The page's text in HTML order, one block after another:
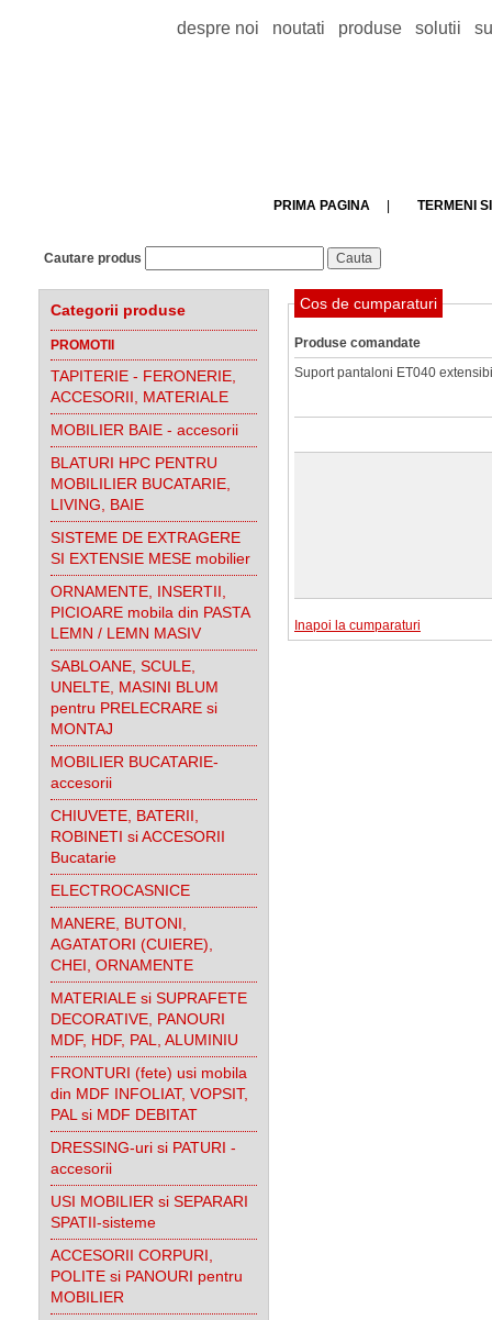
despre noi noutati produse solutii
PRIMA PAGINA TERMENI
Cautare produs
Categorii produse
PROMOTII
TAPITERIE - FERONERIE,
ACCESORII, MATERIALE
MOBILIER BAIE - accesorii
BLATURI HPC PENTRU
MOBILILIER BUCATARIE,
LIVING, BAIE
SISTEME DE EXTRAGERE
SI EXTENSIE MESE mobilier
ORNAMENTE, INSERTII,
PICIOARE mobila din PASTA
LEMN / LEMN MASIV
SABLOANE, SCULE,
UNELTE, MASINI BLUM
pentru PRELECRARE si
MONTAJ
MOBILIER BUCATARIE-
accesorii
CHIUVETE, BATERII,
ROBINETI si ACCESORII
Bucatarie
ELECTROCASNICE
MANERE, BUTONI,
AGATATORI (CUIERE),
CHEI, ORNAMENTE
MATERIALE si SUPRAFETE
DECORATIVE, PANOURI
MDF, HDF, PAL, ALUMINIU
FRONTURI (fete) usi mobila
din MDF INFOLIAT, VOPSIT,
PAL si MDF DEBITAT
DRESSING-uri si PATURI -
accesorii
USI MOBILIER si SEPARARI
SPATII-sisteme
ACCESORII CORPURI,
POLITE si PANOURI pentru
MOBILIER
Cos de cumparaturi
Produse comandate
Suport pantaloni ET040
Inapoi la cumparaturi